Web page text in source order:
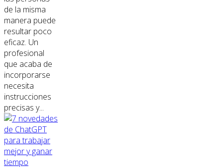
de la misma
manera puede
resultar poco
eficaz. Un
profesional
que acaba de
incorporarse
necesita
instrucciones
precisas y...